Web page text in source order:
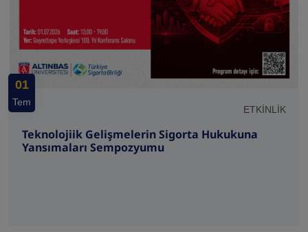
01
Tem
ETKİNLİK
Teknolojiik Gelişmelerin Sigorta Hukukuna
Yansımaları Sempozyumu